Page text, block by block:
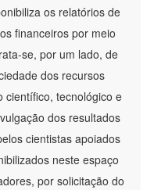
os relatórios de
financeiros por meio
se, por um lado, de
dos recursos
científico, tecnológico e
dos resultados
cientistas apoiados
neste espaço
por solicitação do